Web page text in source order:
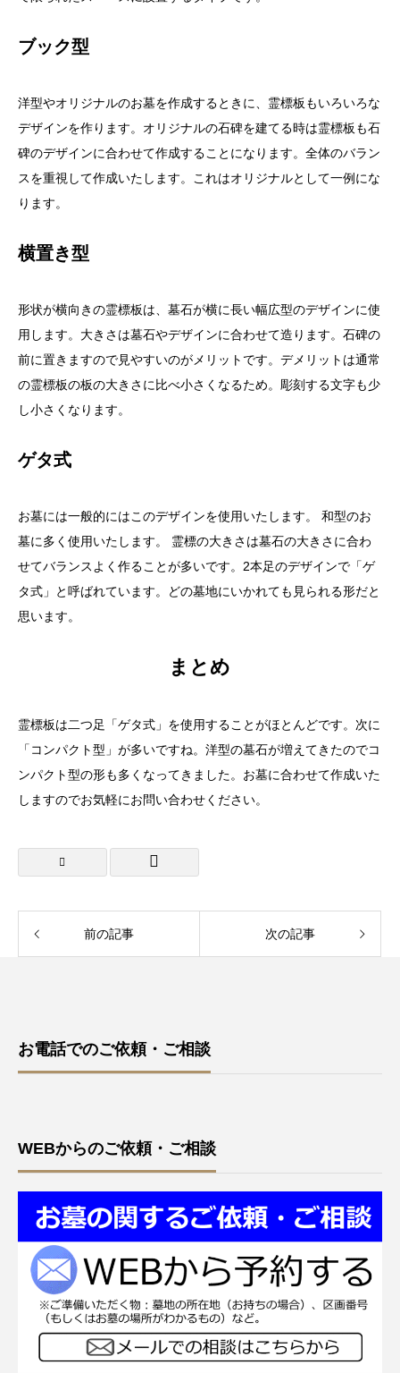
ブック型
洋型やオリジナルのお墓を作成するときに、霊標板もいろいろな
デザインを作ります。オリジナルの石碑を建てる時は霊標板も石
碑のデザインに合わせて作成することになります。全体のバラン
スを重視して作成いたします。これはオリジナルとして一例にな
ります。
横置き型
形状が横向きの霊標板は、墓石が横に長い幅広型のデザインに使
用します。大きさは墓石やデザインに合わせて造ります。石碑の
前に置きますので見やすいのがメリットです。デメリットは通常
の霊標板の板の大きさに比べ小さくなるため。彫刻する文字も少
し小さくなります。
ゲタ式
お墓には一般的にはこのデザインを使用いたします。 和型のお
墓に多く使用いたします。 霊標の大きさは墓石の大きさに合わ
せてバランスよく作ることが多いです。2本足のデザインで「ゲ
タ式」と呼ばれています。どの墓地にいかれても見られる形だと
思います。
まとめ
霊標板は二つ足「ゲタ式」を使用することがほとんどです。次に
「コンパクト型」が多いですね。洋型の墓石が増えてきたのでコ
ンパクト型の形も多くなってきました。お墓に合わせて作成いた
しますのでお気軽にお問い合わせください。
前の記事 次の記事
お電話でのご依頼・ご相談
WEBからのご依頼・ご相談